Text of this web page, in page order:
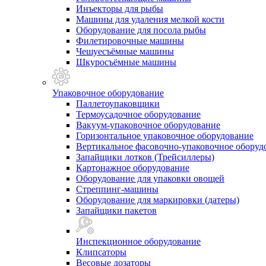
Инъекторы для рыбы
Машины для удаления мелкой кости
Оборудование для посола рыбы
Филетировочные машины
Чешуесъёмные машины
Шкуросъёмные машины
Упаковочное оборудование
Паллетоупаковщики
Термоусадочное оборудование
Вакуум-упаковочное оборудование
Горизонтальное упаковочное оборудование
Вертикальное фасовочно-упаковочное
Запайщики лотков (Трейсиллеры)
Картонажное оборудование
Оборудование для упаковки овощей
Стреппинг-машины
Оборудование для маркировки (датеры)
Запайщики пакетов
Инспекционное оборудование
Клипсаторы
Весовые дозаторы